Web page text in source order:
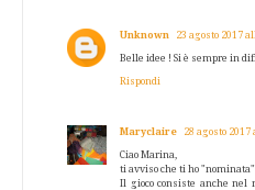
Unknown 23 agosto 2017
Belle idee ! Si è sempre in
Rispondi
Maryclaire 28 agosto 2017
Ciao Marina,
ti avviso che ti ho
Il gioco consiste anche nel